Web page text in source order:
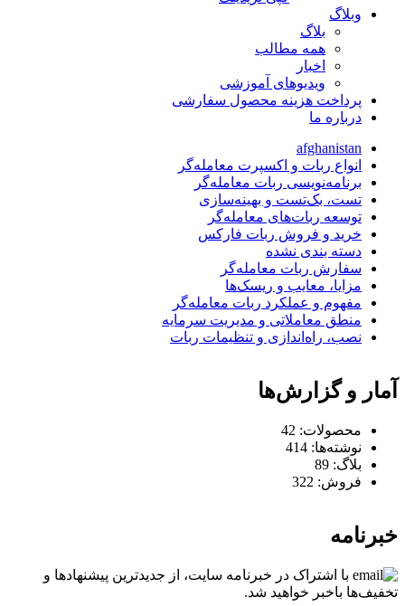
وبلاگ
بلاگ
همه مطالب
اخبار
ویدیوهای آموزشی
پرداخت هزینه محصول سفارشی
درباره ما
afghanistan
انواع ربات و اکسپرت معامله‌گر
برنامه‌نویسی ربات معامله‌گر
تست، بک‌تست و بهینه‌سازی
توسعه ربات‌های معامله‌گر
خرید و فروش ربات فارکس
دسته بندی نشده
سفارش ربات معامله‌گر
مزایا، معایب و ریسک‌ها
مفهوم و عملکرد ربات معامله‌گر
منطق معاملاتی و مدیریت سرمایه
نصب، راه‌اندازی و تنظیمات ربات
آمار و گزارش‌ها
محصولات: 42
نوشته‌ها: 414
بلاگ: 89
فروش: 322
خبرنامه
با اشتراک در خبرنامه سایت، از جدیدترین پیشنهادها و
تخفیف‌ها باخبر خواهید شد.